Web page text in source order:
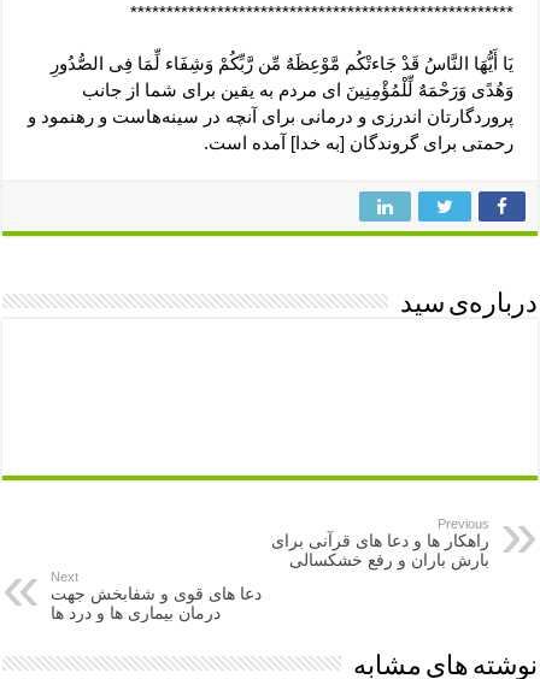
*****************************************************
یَا أَیُّهَا النَّاسُ قَدْ جَاءتْکُم مَّوْعِظَهٌ مِّن رَّبِّکُمْ وَشِفَاء لِّمَا فِی الصُّدُورِ
وَهُدًى وَرَحْمَهٌ لِّلْمُؤْمِنِینَ اى مردم به یقین براى شما از جانب
پروردگارتان اندرزى و درمانى براى آنچه در سینه‏‌هاست و رهنمود و
رحمتى براى گروندگان [به خدا] آمده است.
درباره‌ی سید
Previous
راهکار ها و دعا های قرآنی برای
بارش باران و رفع خشکسالی
Next
دعا های قوی و شفابخش جهت
درمان بیماری ها و درد ها
نوشته های مشابه